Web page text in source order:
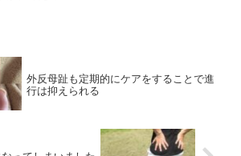
外反母趾も定期的にケアをすることで進
行は抑えられる